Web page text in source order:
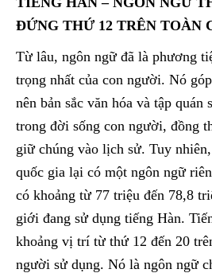
ĐỨNG THỨ 12 TRÊN TOÀN
Từ lâu, ngôn ngữ đã là phương
trọng nhất của con người. Nó
nên bản sắc văn hóa và tập quán
trong đời sống con người, đồng
giữ chúng vào lịch sử. Tuy
quốc gia lại có một ngôn ngữ
có khoảng từ 77 triệu đến 78,8
giới đang sử dụng tiếng Hàn.
khoảng vị trí từ thứ 12 đến 20
người sử dụng. Nó là ngôn ngữ